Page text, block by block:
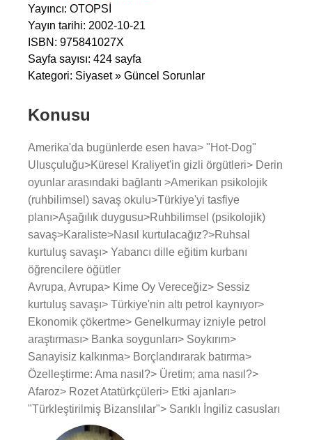
Yayıncı: OTOPSİ
Yayın tarihi: 2002-10-21
ISBN: 975841027X
Sayfa sayısı: 424 sayfa
Kategori: Siyaset » Güncel Sorunlar
Konusu
Amerika'da bugünlerde esen hava> "Hot-Dog"
Ulusçuluğu>Küresel Kraliyet'in gizli örgütleri> Derin
oyunlar arasındaki bağlantı >Amerikan psikolojik
(ruhbilimsel) savaş okulu>Türkiye'yi tasfiye
planı>Aşağılık duygusu>Ruhbilimsel (psikolojik)
savaş>Karaliste>Nasıl kurtulacağız?>Ruhsal
kurtuluş savaşı> Yabancı dille eğitim kurbanı
öğrencilere öğütler
Avrupa, Avrupa> Kime Oy Vereceğiz> Sessiz
kurtuluş savaşı> Türkiye'nin altı petrol kaynıyor>
Ekonomik çökertme> Genelkurmay izniyle petrol
araştırması> Banka soygunları> Soykırım>
Sanayisiz kalkınma> Borçlandırarak batırma>
Özelleştirme: Ama nasıl?> Üretim; ama nasıl?>
Afaroz> Rozet Atatürkçüleri> Etki ajanları>
"Türkleştirilmiş Bizanslılar"> Sarıklı İngiliz casusları